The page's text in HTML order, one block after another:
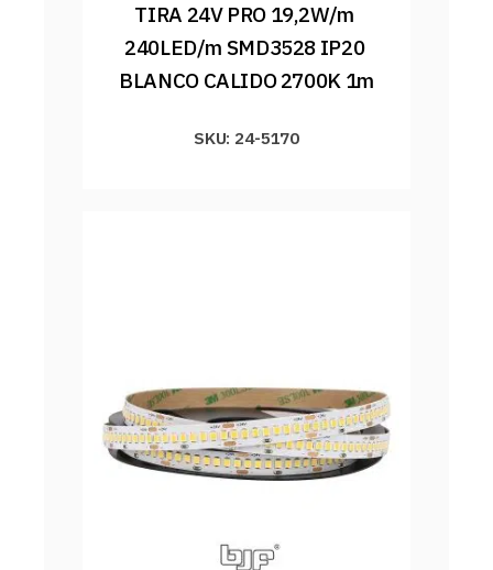
TIRA 24V PRO 19,2W/m
240LED/m SMD3528 IP20
BLANCO CALIDO 2700K 1m
SKU: 24-5170